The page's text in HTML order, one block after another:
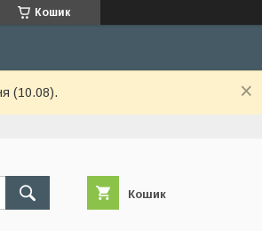
Кошик
(10.08).
Кошик